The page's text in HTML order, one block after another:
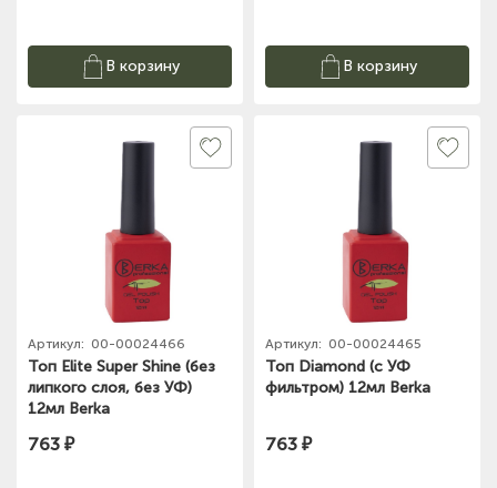
В корзину В корзину
Артикул: 00-00024466
Топ Elite Super Shine (без
липкого слоя, без УФ)
12мл Berka
763 ₽
Артикул: 00-00024465
Топ Diamond (с УФ
фильтром) 12мл Berka
763 ₽